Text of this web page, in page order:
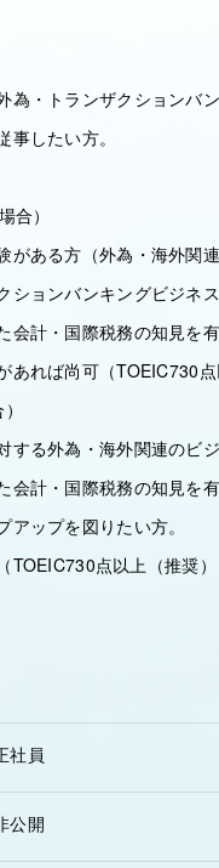
為・トランザクション
事したい方。
合）
ある方（外為・海外関
ョンバンキングビジネ
計・国際税務の知見を
れば尚可（TOEIC730点
る外為・海外関連のビ
計・国際税務の知見を
ップを図りたい方。
点以上（推奨）
社員
公開